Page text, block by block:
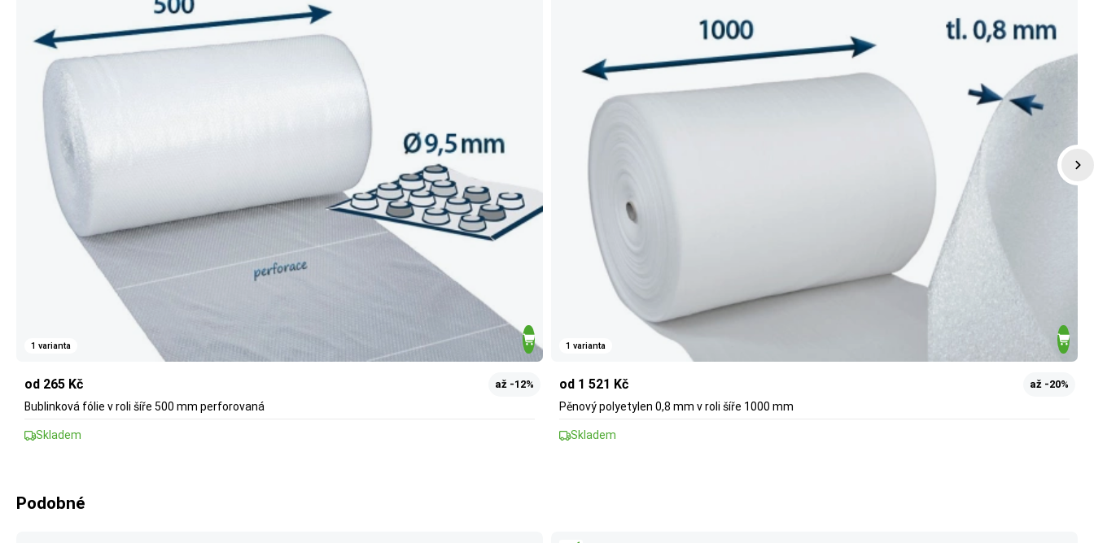
1 varianta
od 265 Kč až -12%
Bublinková fólie v roli šíře 500 mm perforovaná
Skladem
1 varianta
od 1 521 Kč až -20%
Pěnový polyetylen 0,8 mm v roli šíře 1000 mm
Skladem
Podobné